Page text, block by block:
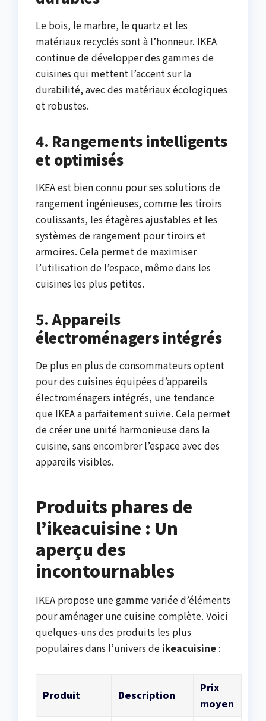
Le bois, le marbre, le quartz et les
matériaux recyclés sont à l’honneur. IKEA
continue de développer des gammes de
cuisines qui mettent l’accent sur la
durabilité, avec des matériaux écologiques
et robustes.
4. Rangements intelligents
et optimisés
IKEA est bien connu pour ses solutions de
rangement ingénieuses, comme les tiroirs
coulissants, les étagères ajustables et les
systèmes de rangement pour tiroirs et
armoires. Cela permet de maximiser
l’utilisation de l’espace, même dans les
cuisines les plus petites.
5. Appareils
électroménagers intégrés
De plus en plus de consommateurs optent
pour des cuisines équipées d’appareils
électroménagers intégrés, une tendance
que IKEA a parfaitement suivie. Cela permet
de créer une unité harmonieuse dans la
cuisine, sans encombrer l’espace avec des
appareils visibles.
Produits phares de
l’ikeacuisine : Un
aperçu des
incontournables
IKEA propose une gamme variée d’éléments
pour aménager une cuisine complète. Voici
quelques-uns des produits les plus
populaires dans l’univers de ikeacuisine :
Produit Description
Prix
moyen